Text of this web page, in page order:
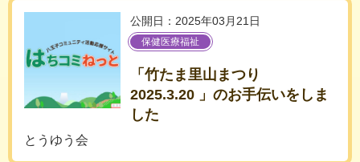
公開日：2025年03月21日
保健医療福祉
「竹たま里山まつり
2025.3.20 」のお手伝いをしま
した
とうゆう会